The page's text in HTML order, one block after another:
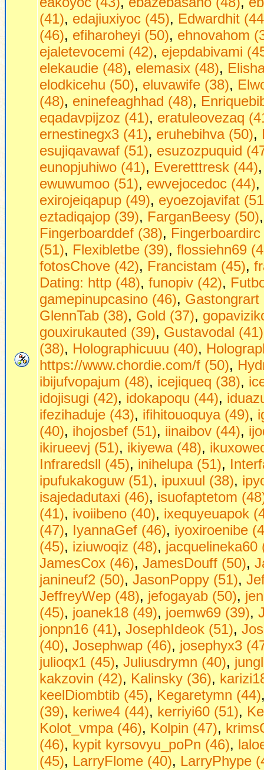
(41), edajiuxiyoc (45), Edwardhit
(46), efiharoheyi (50), ehnovahom
ejaletevocemi (42), ejepdabivami
elekaudie (48), elemasix (48),
elodkicehu (50), eluvawife (38),
(48), eninefeaghhad (48),
eqadavpijzoz (41), eratuleovezaq
ernestinegx3 (41), eruhebihva (50),
esujiqavawaf (51), esuzozpuquid
eunopjuhiwo (41), Everetttresk (44)
ewuwumoo (51), ewvejocedoc (44),
exirojeiqapup (49), eyoezojavifat
eztadiqajop (39), FarganBeesy (50)
Fingerboarddef (38),
(51), Flexibletbe (39), flossiehn69
fotosChove (42), Francistam (45),
Dаting: http (48), funopiv (42),
gamepinupcasino (46), Gastongrart
GlennTab (38), Gold (37),
gouxirukauted (39), Gustavodal (41)
(38), Holographicuuu (40),
https://www.chordie.com/f (50),
ibijufvopajum (48), icejiqueq (38),
idojisugi (42), idokapoqu (44),
ifezihaduje (43), ifihitouoquya (49),
(40), ihojosbef (51), iinaibov (44),
ikirueevj (51), ikiyewa (48),
Infraredsll (45), inihelupa (51),
ipufukakoguw (51), ipuxuul (38),
isajedadutaxi (46), isuofaptetom
(41), ivoiibeno (40), ixequyeuapok
(47), IyannaGef (46), iyoxiroenibe
(45), iziuwoqiz (48), jacquelineka60
JamesCox (46), JamesDouff (50),
janineuf2 (50), JasonPoppy (51),
JeffreyWep (48), jefogayab (50),
(45), joanek18 (49), joemw69 (39),
jonpn16 (41), JosephIdeok (51),
(40), Josephwap (46), josephyx3
julioqx1 (45), Juliusdrymn (40),
kakzovin (42), Kalinsky (36),
keelDiombtib (45), Kegaretymn (44)
(39), keriwe4 (44), kerriyi60 (51),
Kolot_vmpa (46), Kolpin (47),
(46), kypit kyrsovyu_poPn (46),
(45), LarryFlome (40), LarryPhype